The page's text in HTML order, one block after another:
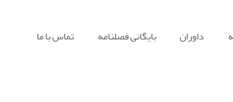
داوران بایگانی فصلنامه تماس با ما